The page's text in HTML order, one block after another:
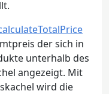
der sich in
unterhalb des
angezeigt. Mit
wird die